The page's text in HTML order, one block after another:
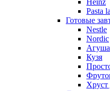
Heinz
Pasta
Готовые
Nestle
Nordic
Агуша
Кузя
Хруст